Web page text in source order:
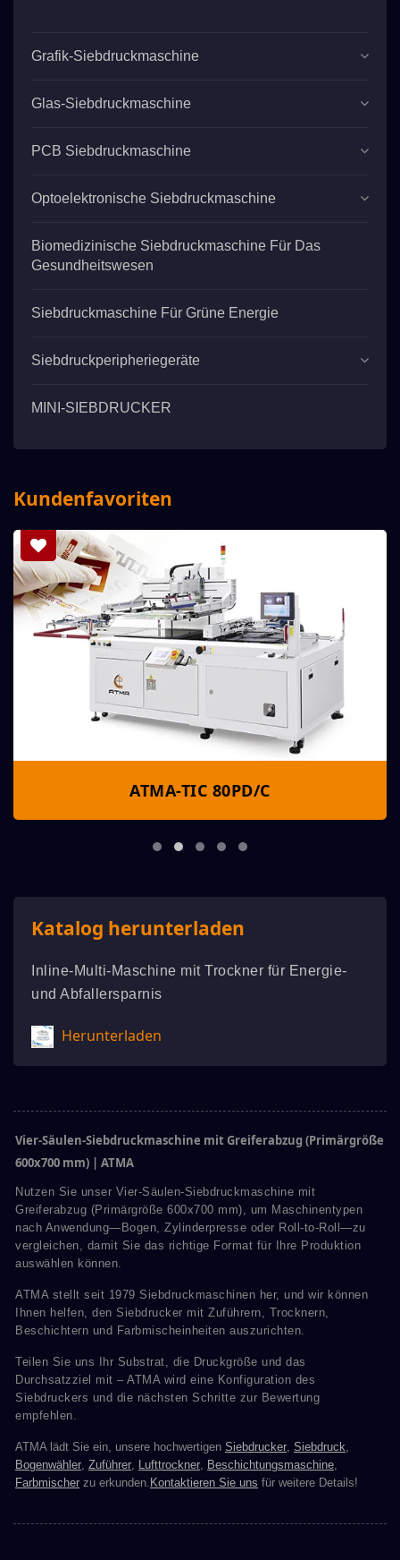
Grafik-Siebdruckmaschine
Glas-Siebdruckmaschine
PCB Siebdruckmaschine
Optoelektronische Siebdruckmaschine
Biomedizinische Siebdruckmaschine Für Das
Gesundheitswesen
Siebdruckmaschine Für Grüne Energie
Siebdruckperipheriegeräte
MINI-SIEBDRUCKER
Kundenfavoriten
ATMA-TIC 80PD/C
Katalog herunterladen
Inline-Multi-Maschine mit Trockner für Energie-
und Abfallersparnis
Herunterladen
Vier-Säulen-Siebdruckmaschine mit Greiferabzug (Primärgröße
600x700 mm) | ATMA
Nutzen Sie unser Vier-Säulen-Siebdruckmaschine mit
Greiferabzug (Primärgröße 600x700 mm), um Maschinentypen
nach Anwendung—Bogen, Zylinderpresse oder Roll-to-Roll—zu
vergleichen, damit Sie das richtige Format für Ihre Produktion
auswählen können.
ATMA stellt seit 1979 Siebdruckmaschinen her, und wir können
Ihnen helfen, den Siebdrucker mit Zuführern, Trocknern,
Beschichtern und Farbmischeinheiten auszurichten.
Teilen Sie uns Ihr Substrat, die Druckgröße und das
Durchsatzziel mit – ATMA wird eine Konfiguration des
Siebdruckers und die nächsten Schritte zur Bewertung
empfehlen.
ATMA lädt Sie ein, unsere hochwertigen Siebdrucker, Siebdruck,
Bogenwähler, Zuführer, Lufttrockner, Beschichtungsmaschine,
Farbmischer zu erkunden. Kontaktieren Sie uns für weitere Details!